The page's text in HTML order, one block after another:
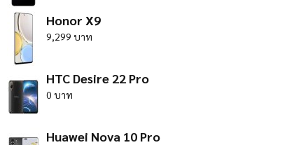
Honor X9
9,299 บาท
HTC Desire 22 Pro
0 บาท
Huawei Nova 10 Pro